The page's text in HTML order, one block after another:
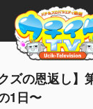
クズの恩返し
1日〜